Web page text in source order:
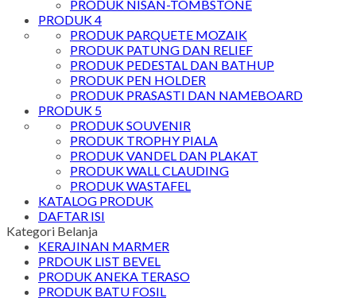
PRODUK NISAN-TOMBSTONE
PRODUK 4
PRODUK PARQUETE MOZAIK
PRODUK PATUNG DAN RELIEF
PRODUK PEDESTAL DAN BATHUP
PRODUK PEN HOLDER
PRODUK PRASASTI DAN NAMEBOARD
PRODUK 5
PRODUK SOUVENIR
PRODUK TROPHY PIALA
PRODUK VANDEL DAN PLAKAT
PRODUK WALL CLAUDING
PRODUK WASTAFEL
KATALOG PRODUK
DAFTAR ISI
Kategori Belanja
KERAJINAN MARMER
PRDOUK LIST BEVEL
PRODUK ANEKA TERASO
PRODUK BATU FOSIL